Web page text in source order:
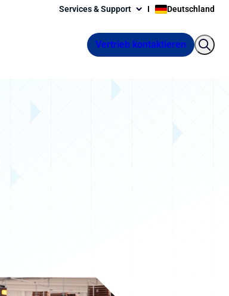
Services & Support Deutschland
Vertrieb kontaktieren